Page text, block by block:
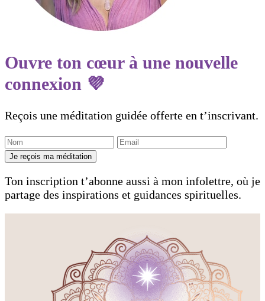
Ouvre ton cœur à une nouvelle
connexion 💜
Reçois une méditation guidée offerte en t’inscrivant.
Je reçois ma méditation
Ton inscription t’abonne aussi à mon infolettre, où je
partage des inspirations et guidances spirituelles.